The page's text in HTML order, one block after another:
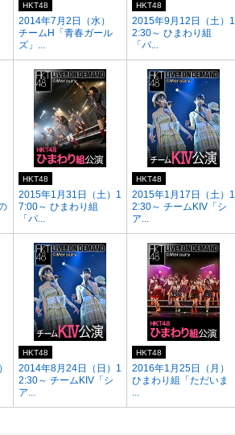
2014年7月2日（水）
チームH「青春ガール
ズ」...
HKT48
2015年9月12日（土）1
2:30～ ひまわり組
「パ...
HKT48
2015年1月31日（土）1
7:00～ ひまわり組
「パ...
HKT48
2015年1月17日（土）1
2:30～ チームKIV「シ
ア...
HKT48
2014年8月24日（日）1
2:30～ チームKIV「シ
ア...
HKT48
2016年1月25日（月）
ひまわり組「ただいま
...
HKT48